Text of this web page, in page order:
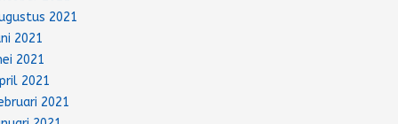
2021
2021
2021
2021
2021